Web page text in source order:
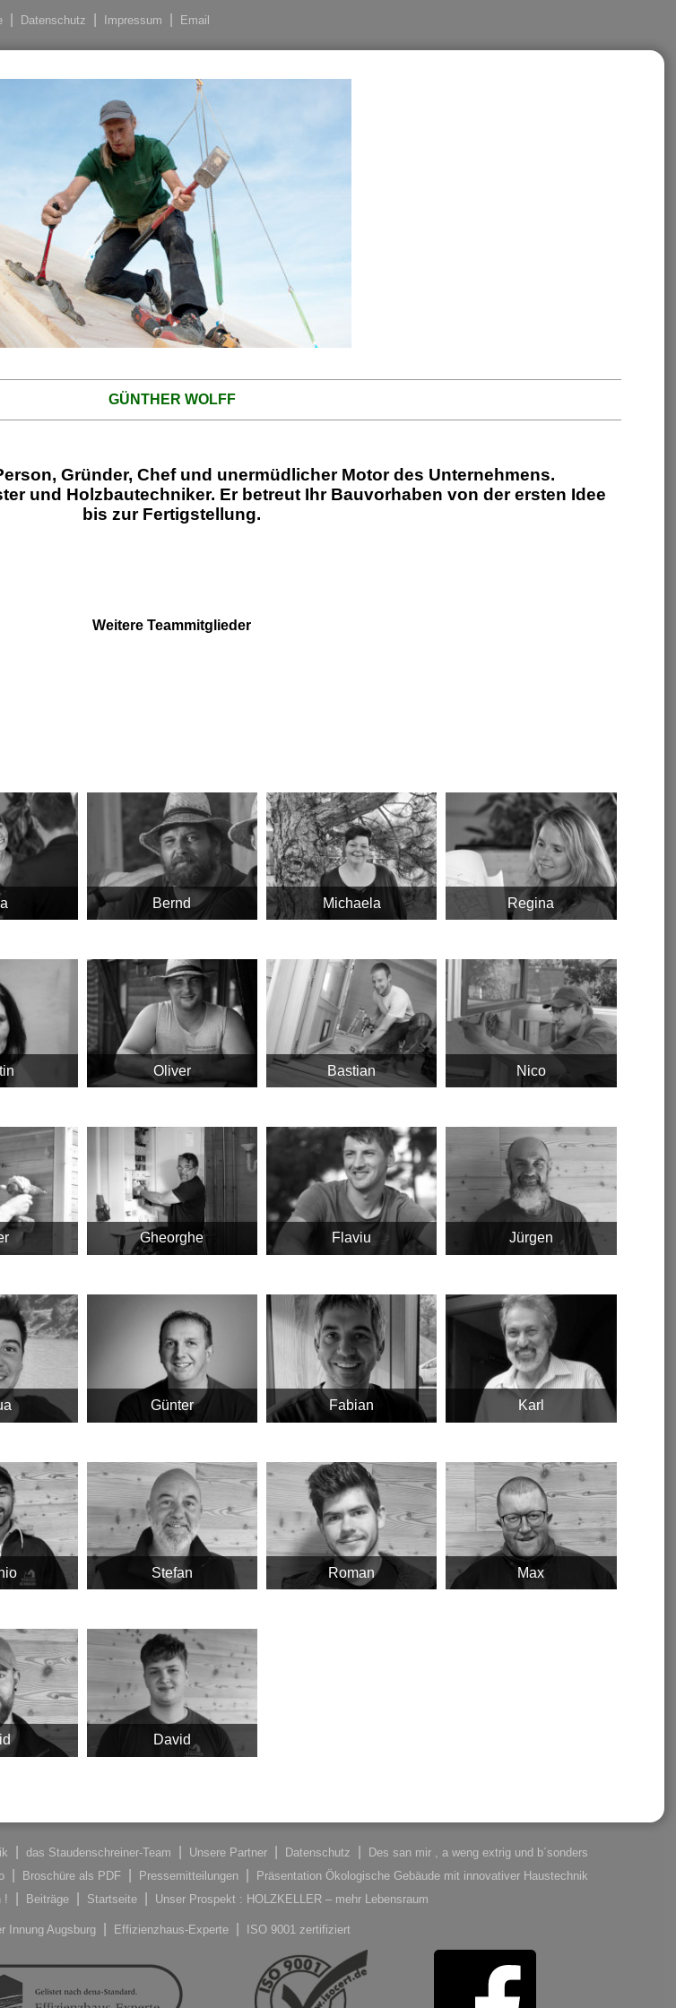
Datenschutz Impressum Email
GÜNTHER WOLFF
Gründer, Chef und unermüdlicher Motor des Unternehmens.
und Holzbautechniker. Er betreut Ihr Bauvorhaben von der ersten Idee
bis zur Fertigstellung.
Weitere Teammitglieder
Bernd Michaela Regina
Oliver Bastian Nico
Gheorghe Flaviu Jürgen
Günter Fabian Karl
Stefan Roman Max
David
das Staudenschreiner-Team Unsere Partner Datenschutz
Des san mir , a weng extrig und b´sonders
Broschüre als PDF Pressemitteilungen
Präsentation Ökologische Gebäude mit innovativer Haustechnik
! Beiträge Startseite Unser Prospekt : HOLZKELLER – mehr Lebensraum
Innung Augsburg Effizienzhaus-Experte ISO 9001 zertifiziert